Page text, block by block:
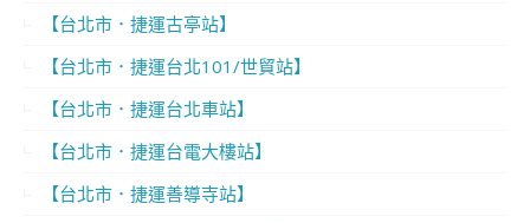
【台北市．捷運古亭站】
【台北市．捷運台北101/世貿站】
【台北市．捷運台北車站】
【台北市．捷運台電大樓站】
【台北市．捷運善導寺站】